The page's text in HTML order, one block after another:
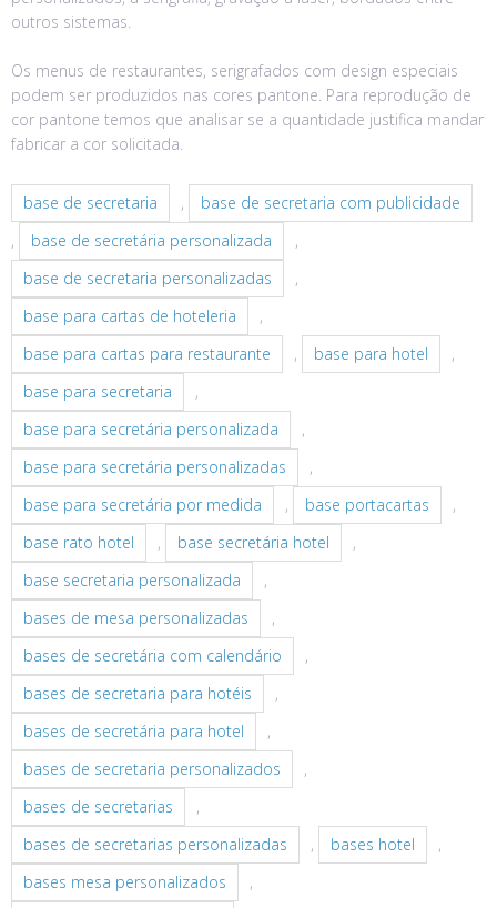
outros sistemas.
Os menus de restaurantes, serigrafados com design especiais
podem ser produzidos nas cores pantone. Para reprodução de
cor pantone temos que analisar se a quantidade justifica mandar
fabricar a cor solicitada.
base de secretaria ,
base de secretaria com publicidade
,
base de secretária personalizada
,
base de secretaria personalizadas
,
base para cartas de hoteleria
,
base para cartas para restaurante
, base para hotel
,
base para secretaria
,
base para secretária personalizada
,
base para secretária personalizadas
,
base para secretária por medida
, base portacartas
,
base rato hotel
, base secretária hotel
,
base secretaria personalizada
,
bases de mesa personalizadas
,
bases de secretária com calendário
,
bases de secretaria para hotéis
,
bases de secretária para hotel
,
bases de secretaria personalizados
,
bases de secretarias
,
bases de secretarias personalizadas
, bases hotel
,
bases mesa personalizados
,